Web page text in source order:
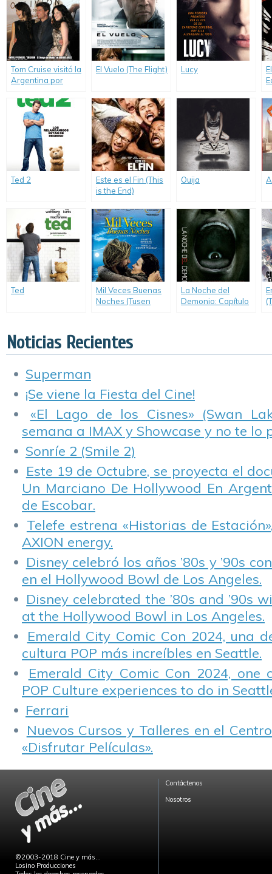
Tom Cruise visitó la
Argentina por
presentar
«Oblivion: El Tiempo
del Olvido».
El Vuelo (The Flight) Lucy
Ted 2
Este es el Fin (This
is the End)
Ouija
Ted
Mil Veces Buenas
Noches (Tusen
La Noche del
Demonio: Capítulo
Noticias Recientes
Superman
¡Se viene la Fiesta del Cine!
«El Lago de los Cisnes» (Swan
semana a IMAX y Showcase y no te lo
Sonríe 2 (Smile 2)
Este 19 de Octubre, se proyecta el
Un Marciano De Hollywood En
de Escobar.
Telefe estrena «Historias de
AXION energy.
Disney celebró los años ’80s y ’90s
en el Hollywood Bowl de Los Angeles.
Disney celebrated the ’80s and ’90s
at the Hollywood Bowl in Los Angeles.
Emerald City Comic Con 2024, una
cultura POP más increíbles en Seattle.
Emerald City Comic Con 2024,
POP Culture experiences to do in
Ferrari
Nuevos Cursos y Talleres en el
«Disfrutar Películas».
©2003-2018 Cine y más...
Losino Producciones
Contáctenos
Nosotros